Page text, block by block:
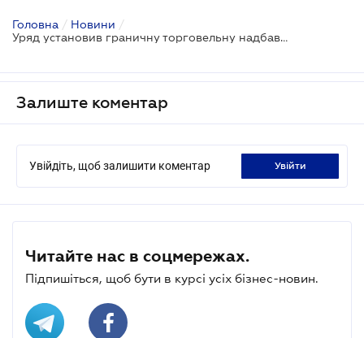
Головна / Новини /
Уряд установив граничну торговельну надбавку на хліб та олію соняшникову
Залиште коментар
Увійдіть, щоб залишити коментар увійти
Читайте нас в соцмережах.
Підпишіться, щоб бути в курсі усіх бізнес-новин.